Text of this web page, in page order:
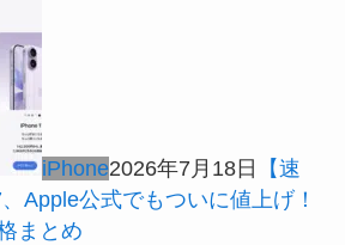
iPhone2026年7月18日
【速
Apple公式でもついに値上げ！
まとめ